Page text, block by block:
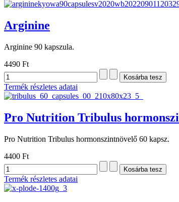
Arginine
Arginine 90 kapszula.
4490 Ft
Termék részletes adatai
Pro Nutrition Tribulus
Pro Nutrition Tribulus hormonszintnövelő 60 kapsz.
4400 Ft
Termék részletes adatai